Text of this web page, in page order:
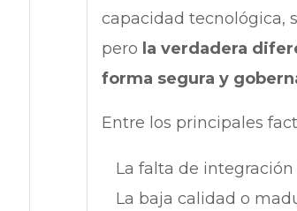
capacidad tecnológica,
pero la verdadera
forma segura y
Entre los principales
La falta de
La baja calidad o